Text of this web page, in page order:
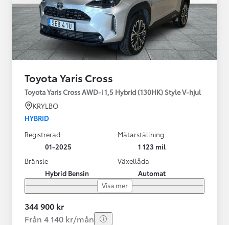
Toyota Yaris Cross
Toyota Yaris Cross AWD-i 1,5 Hybrid (130HK) Style V-hjul
KRYLBO
HYBRID
Registrerad
01-2025
Mätarställning
1 123 mil
Bränsle
Hybrid Bensin
Växellåda
Automat
Visa mer
344 900 kr
Från 4 140 kr/mån